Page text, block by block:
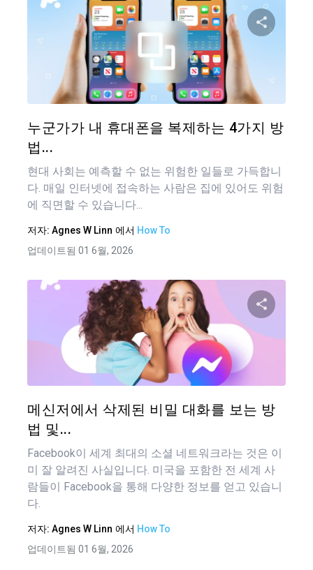
누군가가 내 휴대폰을 복제하는 4가지 방
법...
현대 사회는 예측할 수 없는 위험한 일들로 가득합니
다. 매일 인터넷에 접속하는 사람은 집에 있어도 위험
에 직면할 수 있습니다...
저자: Agnes W Linn 에서 How To
업데이트됨 01 6월, 2026
이 기
메신저에서 삭제된 비밀 대화를 보는 방
법 및...
Facebook이 세계 최대의 소셜 네트워크라는 것은 이
미 잘 알려진 사실입니다. 미국을 포함한 전 세계 사
람들이 Facebook을 통해 다양한 정보를 얻고 있습니
다.
저자: Agnes W Linn 에서 How To
업데이트됨 01 6월, 2026